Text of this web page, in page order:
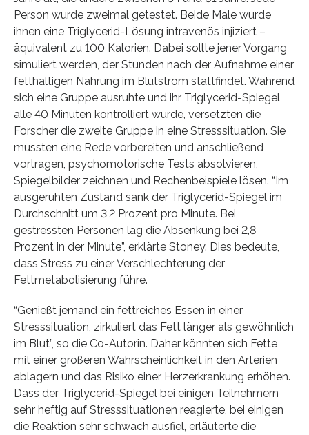
Person wurde zweimal getestet. Beide Male wurde
ihnen eine Triglycerid-Lösung intravenös injiziert –
äquivalent zu 100 Kalorien. Dabei sollte jener Vorgang
simuliert werden, der Stunden nach der Aufnahme einer
fetthaltigen Nahrung im Blutstrom stattfindet. Während
sich eine Gruppe ausruhte und ihr Triglycerid-Spiegel
alle 40 Minuten kontrolliert wurde, versetzten die
Forscher die zweite Gruppe in eine Stresssituation. Sie
mussten eine Rede vorbereiten und anschließend
vortragen, psychomotorische Tests absolvieren,
Spiegelbilder zeichnen und Rechenbeispiele lösen. “Im
ausgeruhten Zustand sank der Triglycerid-Spiegel im
Durchschnitt um 3,2 Prozent pro Minute. Bei
gestressten Personen lag die Absenkung bei 2,8
Prozent in der Minute”, erklärte Stoney. Dies bedeute,
dass Stress zu einer Verschlechterung der
Fettmetabolisierung führe.
“Genießt jemand ein fettreiches Essen in einer
Stresssituation, zirkuliert das Fett länger als gewöhnlich
im Blut”, so die Co-Autorin. Daher könnten sich Fette
mit einer größeren Wahrscheinlichkeit in den Arterien
ablagern und das Risiko einer Herzerkrankung erhöhen.
Dass der Triglycerid-Spiegel bei einigen Teilnehmern
sehr heftig auf Stresssituationen reagierte, bei einigen
die Reaktion sehr schwach ausfiel, erläuterte die